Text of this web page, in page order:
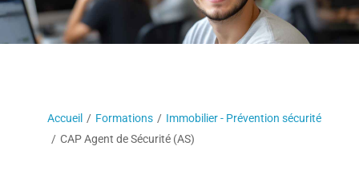
Accueil / Formations / Immobilier - Prévention sécurité
/ CAP Agent de Sécurité (AS)